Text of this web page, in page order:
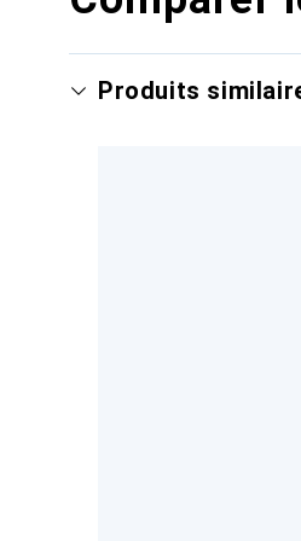
Produits